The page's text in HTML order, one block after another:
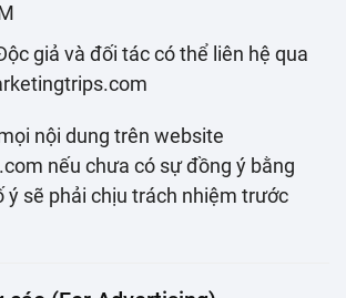
giả và đối tác có thể liên hệ qua
nội dung trên website
nếu chưa có sự đồng ý bằng
ý sẽ phải chịu trách nhiệm trước